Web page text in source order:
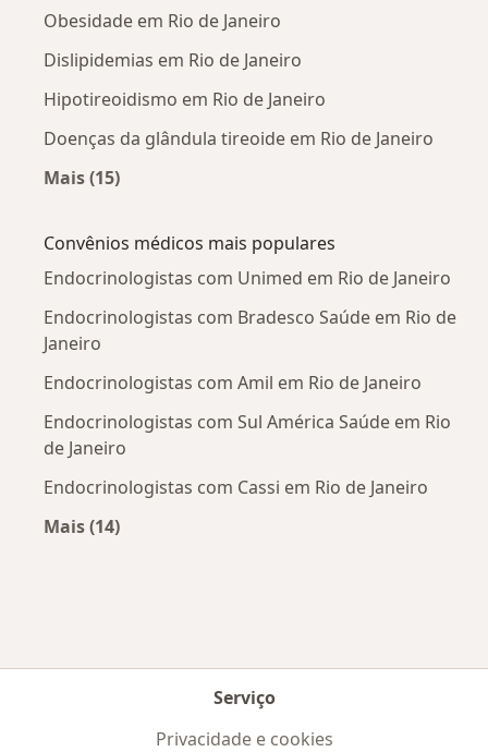
Obesidade em Rio de Janeiro
Dislipidemias em Rio de Janeiro
Hipotireoidismo em Rio de Janeiro
Doenças da glândula tireoide em Rio de Janeiro
Mais (15)
Convênios médicos mais populares
Endocrinologistas com Unimed em Rio de Janeiro
Endocrinologistas com Bradesco Saúde em Rio de
Janeiro
Endocrinologistas com Amil em Rio de Janeiro
Endocrinologistas com Sul América Saúde em Rio
de Janeiro
Endocrinologistas com Cassi em Rio de Janeiro
Mais (14)
Serviço
Privacidade e cookies